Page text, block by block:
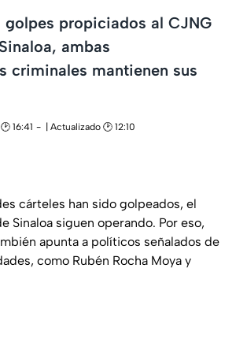
golpes propiciados al CJNG
ambas
criminales mantienen sus
16:41
| Actualizado 🕑 12:10
cárteles han sido golpeados, el
Sinaloa siguen operando. Por eso,
apunta a políticos señalados de
como Rubén Rocha Moya y